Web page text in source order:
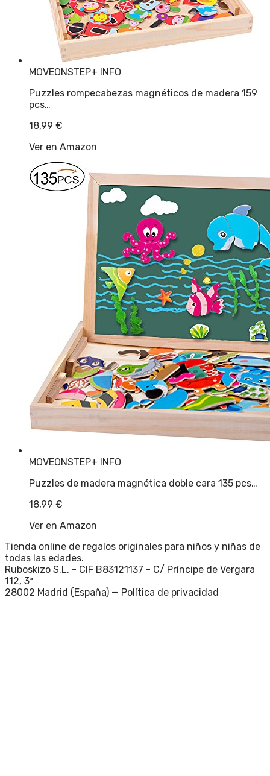
MOVEONSTEP+ INFO
Puzzles rompecabezas magnéticos de madera 159
pcs…
18,99 €
Ver en Amazon
MOVEONSTEP+ INFO
Puzzles de madera magnética doble cara 135 pcs…
18,99 €
Ver en Amazon
Tienda online de regalos originales para niños y niñas de
todas las edades.
Ruboskizo S.L. - CIF B83121137 - C/ Príncipe de Vergara
112, 3ª
28002 Madrid (España) — Política de privacidad